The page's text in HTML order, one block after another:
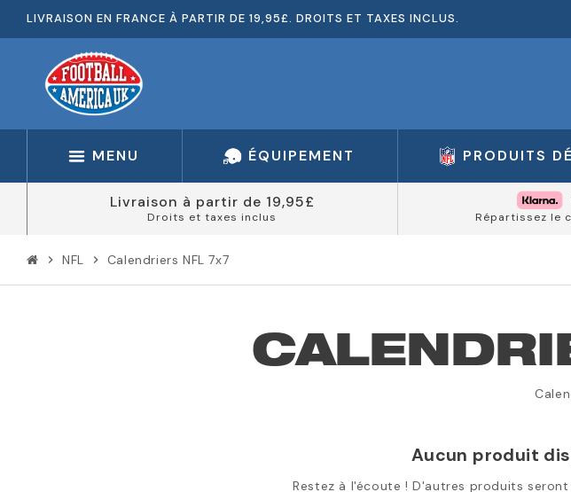
LIVRAISON EN FRANCE À PARTIR DE 19,95£. DROITS ET TAXES INCLUS.
MENU ÉQUIPEMENT PRODUITS
Livraison à partir de 19,95£
Droits et taxes inclus Répartissez le
chevron_right NFL chevron_right Calendriers NFL 7x7
Aucun produit
Restez à l'écoute ! D'autres produits